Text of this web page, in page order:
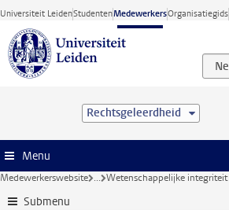
Ga direct naar de inhoud
Universiteit LeidenStudentenMedewerkersOrganisatiegids
Rechtsgeleerdheid
Menu
Medewerkerswebsite ... Wetenschappelijke integriteit
Submenu